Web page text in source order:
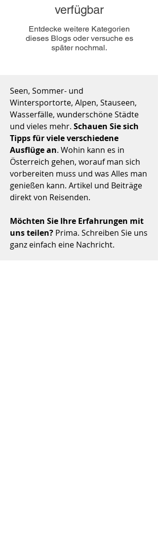
verfügbar
Entdecke weitere Kategorien
dieses Blogs oder versuche es
später nochmal.
Seen, Sommer- und
Wintersportorte, Alpen, Stauseen,
Wasserfälle, wunderschöne Städte
und vieles mehr. Schauen Sie sich
Tipps für viele verschiedene
Ausflüge an. Wohin kann es in
Österreich gehen, worauf man sich
vorbereiten muss und was Alles man
genießen kann. Artikel und Beiträge
direkt von Reisenden.
Möchten Sie Ihre Erfahrungen mit
uns teilen? Prima. Schreiben Sie uns
ganz einfach eine Nachricht.